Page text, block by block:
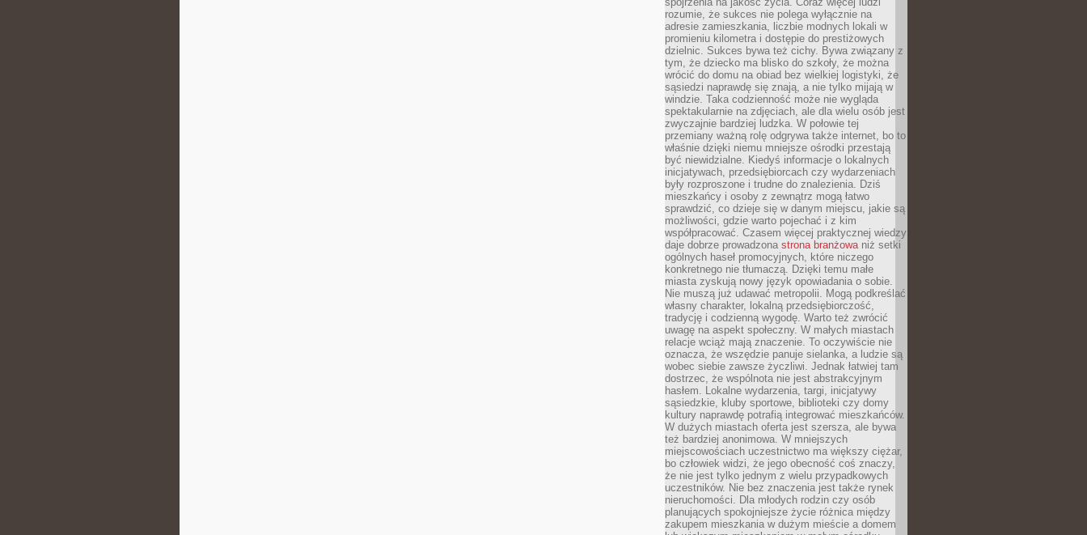
rozumie, że sukces nie polega wyłącznie na
adresie zamieszkania, liczbie modnych lokali w
promieniu kilometra i dostępie do prestiżowych
dzielnic. Sukces bywa też cichy. Bywa związany z
tym, że dziecko ma blisko do szkoły, że można
wrócić do domu na obiad bez wielkiej logistyki, że
sąsiedzi naprawdę się znają, a nie tylko mijają w
windzie. Taka codzienność może nie wygląda
spektakularnie na zdjęciach, ale dla wielu osób jest
zwyczajnie bardziej ludzka. W połowie tej
przemiany ważną rolę odgrywa także internet, bo to
właśnie dzięki niemu mniejsze ośrodki przestają
być niewidzialne. Kiedyś informacje o lokalnych
inicjatywach, przedsiębiorcach czy wydarzeniach
były rozproszone i trudne do znalezienia. Dziś
mieszkańcy i osoby z zewnątrz mogą łatwo
sprawdzić, co dzieje się w danym miejscu, jakie są
możliwości, gdzie warto pojechać i z kim
współpracować. Czasem więcej praktycznej wiedzy
daje dobrze prowadzona strona branżowaniż setki
ogólnych haseł promocyjnych, które niczego
konkretnego nie tłumaczą. Dzięki temu małe
miasta zyskują nowy język opowiadania o sobie.
Nie muszą już udawać metropolii. Mogą podkreślać
własny charakter, lokalną przedsiębiorczość,
tradycję i codzienną wygodę. Warto też zwrócić
uwagę na aspekt społeczny. W małych miastach
relacje wciąż mają znaczenie. To oczywiście nie
oznacza, że wszędzie panuje sielanka, a ludzie są
wobec siebie zawsze życzliwi. Jednak łatwiej tam
dostrzec, że wspólnota nie jest abstrakcyjnym
hasłem. Lokalne wydarzenia, targi, inicjatywy
sąsiedzkie, kluby sportowe, biblioteki czy domy
kultury naprawdę potrafią integrować mieszkańców.
W dużych miastach oferta jest szersza, ale bywa
też bardziej anonimowa. W mniejszych
miejscowościach uczestnictwo ma większy ciężar,
bo człowiek widzi, że jego obecność coś znaczy,
że nie jest tylko jednym z wielu przypadkowych
uczestników. Nie bez znaczenia jest także rynek
nieruchomości. Dla młodych rodzin czy osób
planujących spokojniejsze życie różnica między
zakupem mieszkania w dużym mieście a domem